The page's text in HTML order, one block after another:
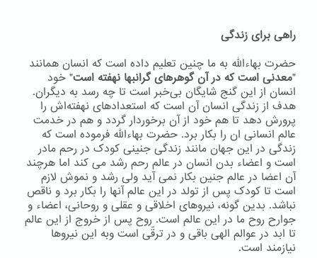
راهی برای زندگی
حضرت بهاءاللّه به ما چنین تعلیم داده است که انسان همانند
"معدنی است که در آن گوهرهای گرانبها نهفته است" خود
انسان از این گنج شایگان بی‌خبر است تا چه رسد به دیگران.
هدف از زندگی انسان آن است که استعدادهای نهفته‌اش را
پرورش دهد تا هم خود از آن برخوردار گردد و هم در خدمت
عالم انسانی ان را بکار برد. حضرت بهاءاللّه فرموده است که
زندگی در این جهان مانند زندگی جنینی کودک در رحم مادر
است و اعضاء بدن انسان در عالم رحم رشد می کند اما هرچند
آن اعضا در عالم جنین بکار نمی آید ولی رشد و نموش لازم
است تا کودک پس از تولد در این عالم آنها را بکار برد و ناقص
نباشد. بدین گونه، نیروهای اخلاقی و عقلی و روحانی، اعضاء و
جوارح روح ما در این عالم است. روح پس از خروج از این عالم
تا ابد در عوالم الهی باقی و در ترقّی است وبه اين نيروها
نيازمند است.